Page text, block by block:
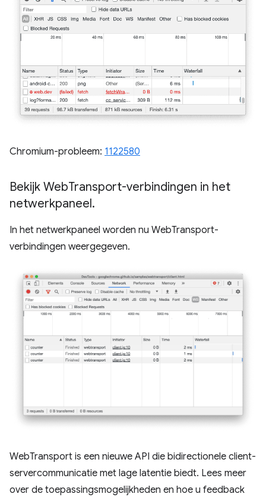
Chromium-probleem: 1122580
Bekijk WebTransport-verbindingen in het
netwerkpaneel.
In het netwerkpaneel worden nu WebTransport-
verbindingen weergegeven.
WebTransport is een nieuwe API die bidirectionele client-
servercommunicatie met lage latentie biedt. Lees meer
over de toepassingsmogelijkheden en hoe u feedback